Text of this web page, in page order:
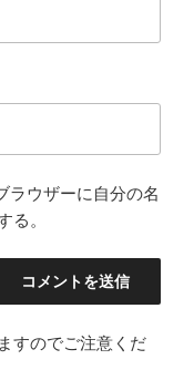
ラウザーに自分の名
る。
すのでご注意くだ